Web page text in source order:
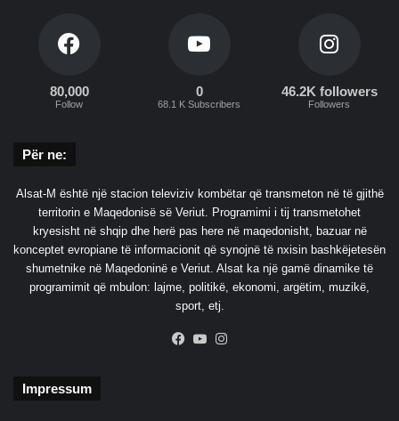
80,000
Follow
0
68.1 K Subscribers
46.2K followers
Followers
Për ne:
Alsat-M është një stacion televiziv kombëtar që transmeton në të gjithë
territorin e Maqedonisë së Veriut. Programimi i tij transmetohet
kryesisht në shqip dhe herë pas here në maqedonisht, bazuar në
konceptet evropiane të informacionit që synojnë të nxisin bashkëjetesën
shumetnike në Maqedoninë e Veriut. Alsat ka një gamë dinamike të
programimit që mbulon: lajme, politikë, ekonomi, argëtim, muzikë,
sport, etj.
Facebook
YouTube
Impressum